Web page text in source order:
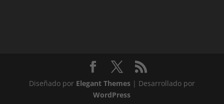
Diseñado por Elegant Themes| Desarrollado por
WordPress